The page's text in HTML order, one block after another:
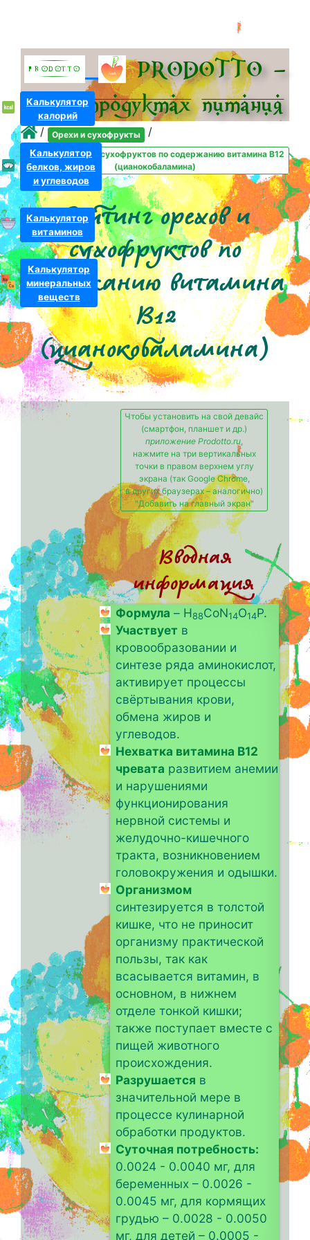
PRODOTTO –
всё о про­дуктах питания
/ Орехи и сухофрукты /
Рейтинг орехов и сухофруктов по содержанию витамина B12
(цианокобаламина)
Калькулятор
калорий
Калькулятор
белков, жиров
и углеводов
Калькулятор
витаминов
Калькулятор
минеральных
веществ
Рейтинг орехов и
сухофруктов по
содержанию витамина
B12
(цианокобаламина)
Чтобы установить на свой девайс
(смартфон, планшет и др.)
приложение Prodotto.ru,
нажмите на три вертикальных
точки в правом верхнем углу
экрана (так Google Chrome,
в других браузерах – аналогично)
"Добавить на главный экран"
Вводная
информация
Формула – H88CoN14O14P.
Участвует в
кровообразовании и
синтезе ряда аминокислот,
активирует процессы
свёртывания крови,
обмена жиров и
углеводов.
Нехватка витамина B12
чревата развитием анемии
и нарушениями
функционирования
нервной системы и
желудочно-кишечного
тракта, возникновением
головокружения и одышки.
Организмом
синтезируется в толстой
кишке, что не приносит
организму практической
пользы, так как
всасывается витамин, в
основном, в нижнем
отделе тонкой кишки;
также поступает вместе с
пищей животного
происхождения.
Разрушается в
значительной мере в
процессе кулинарной
обработки продуктов.
Суточная потребность:
0.0024 - 0.0040 мг, для
беременных – 0.0026 -
0.0045 мг, для кормящих
грудью – 0.0028 - 0.0050
мг, для детей – 0.0005 -